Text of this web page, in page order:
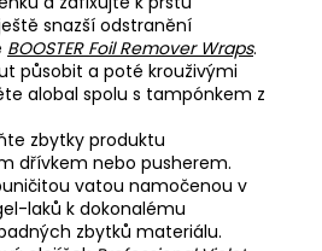
snazší odstranění
BOOSTER Foil Remover Wraps.
působit a poté krouživými
alobal spolu s tampónkem z
zbytky produktu
dřívkem nebo pusherem.
vatou namočenou v
laků k dokonalému
zbytků materiálu.